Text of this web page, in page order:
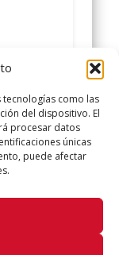
tecnologías como las
del dispositivo. El
procesar datos
únicas
puede afectar
UGT
friends!